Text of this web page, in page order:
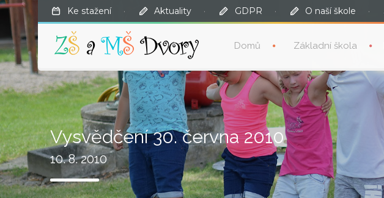
Ke stažení · Aktuality · GDPR · O naší škole ·
Domů Základní škola
Vysvědčení 30. června 2010
10. 8. 2010